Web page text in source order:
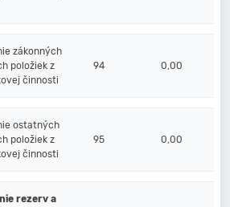
zákonných
položiek z
činnosti
94 0,00
ostatných
položiek z
činnosti
95 0,00
rezerv a